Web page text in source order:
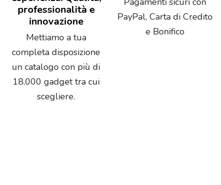
professionalità e
innovazione
Mettiamo a tua
completa disposizione
un catalogo con più di
18.000 gadget tra cui
scegliere.
PayPal, Carta di Credito
e Bonifico